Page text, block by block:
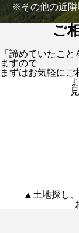
※その他の近隣
ご
「諦めていたこ
ますので
まずはお気軽にご
▲土地探し